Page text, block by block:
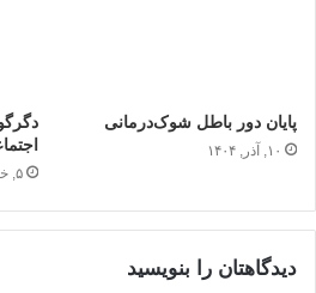
پایان دور باطل شوک‌درمانی
۱۰, آذر, ۱۴۰۴
۵, خرداد, ۱۴۰۵
دیدگاهتان را بنویسید